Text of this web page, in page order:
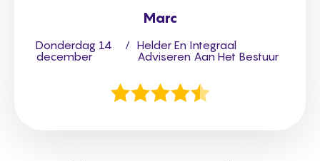
Marc
Donderdag 14
december
/ Helder En Integraal
Adviseren Aan Het Bestuur